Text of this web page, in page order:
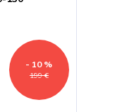
199 €
- 10 %